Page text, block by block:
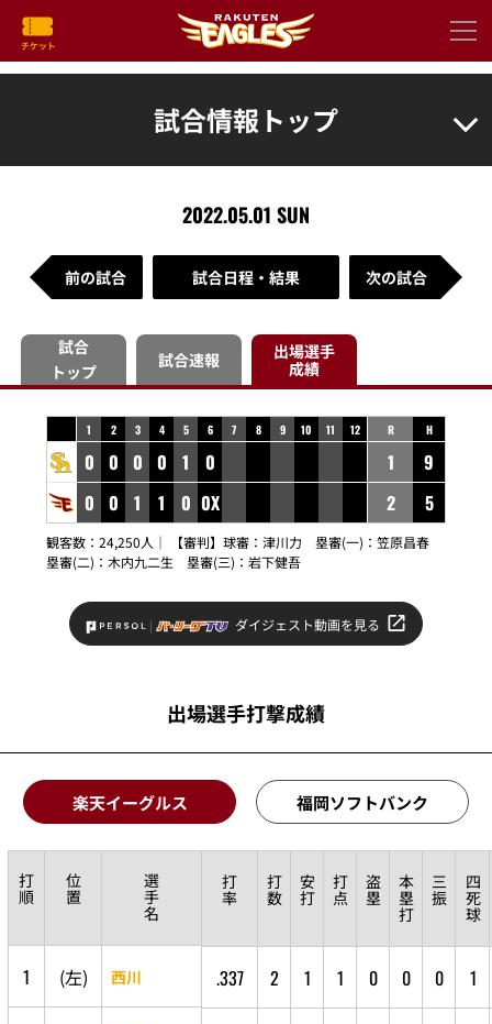
試合情報トップ
2022.05.01 SUN
前の試合 試合日程・結果 次の試合
試合
トップ
試合速報
出場選手
成績
1 2 3 4 5 6 7 8 9 10 11 12
0 0 0 0 1
0
0 0 1 1 0 0X
R H
1
9
2
5
観客数：24,250人｜ 【審判】球審： 津川力 塁審(一)： 笠原昌春
塁審(二)： 木内九二生 塁審(三)： 岩下健吾
ダイジェスト動画を見る
出場選手打撃成績
楽天イーグルス 福岡ソフトバンク
打
順
位
置
選
手
名
打
率
打
数
安
打
打
点
盗
塁
本
塁
打
三
振
四
死
球
1 (左) 西川 .337 2 1 1 0 0 0 1